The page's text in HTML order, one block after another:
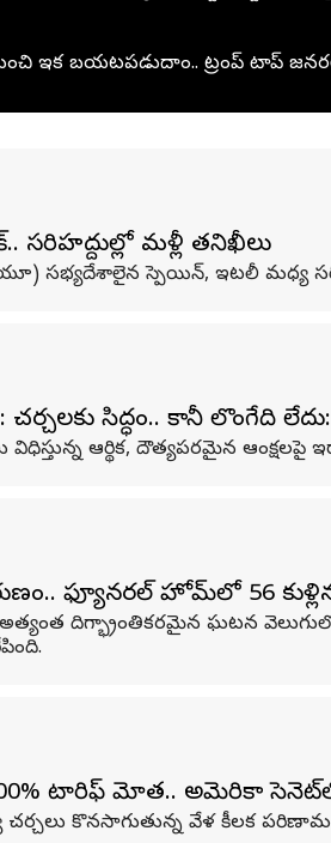
ఇక బయటపడుదాం.. ట్రంప్‌ టాప్‌
సరిహద్దుల్లో మళ్లీ తనిఖీలు
స్పెయిన్‌, ఇటలీ మధ్య
చర్చలకు సిద్ధం.. కానీ లొంగేది
ఆర్థిక, దౌత్యపరమైన ఆంక్షలపై
ఫ్యూనరల్‌ హోమ్‌లో 56
దిగ్భ్రాంతికరమైన ఘటన
టారిఫ్‌ మోత.. అమెరికా
కొనసాగుతున్న వేళ కీలక